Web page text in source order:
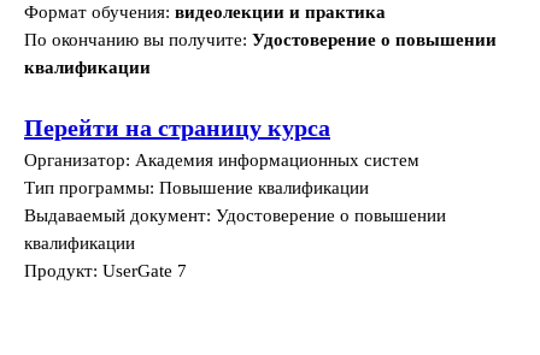
Формат обучения: видеолекции и практика
По окончанию вы получите: Удостоверение о повышении
квалификации
Перейти на страницу курса
Организатор: Академия информационных систем
Тип программы: Повышение квалификации
Выдаваемый документ: Удостоверение о повышении
квалификации
Продукт: UserGate 7